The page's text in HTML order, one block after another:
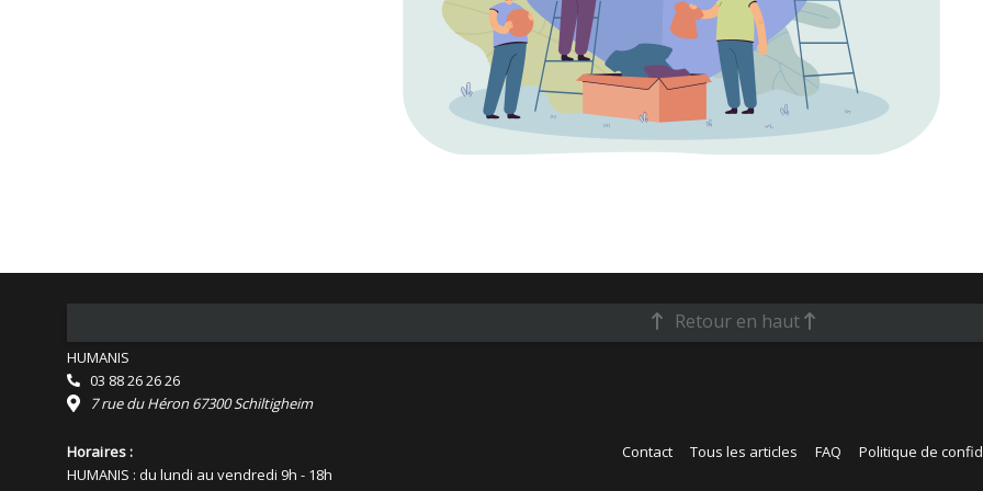
Retour en haut
Contact Tous les articles FAQ Politique de
HUMANIS
03 88 26 26 26
7 rue du Héron 67300 Schiltigheim
Horaires :
HUMANIS : du lundi au vendredi 9h - 18h